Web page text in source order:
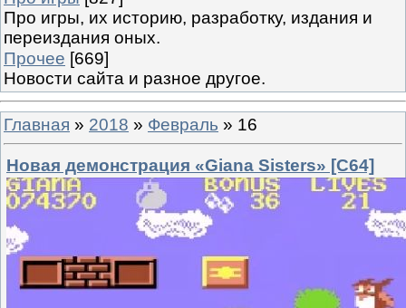
Про игры, их историю, разработку, издания и
переиздания оных.
Прочее [669]
Новости сайта и разное другое.
Главная » 2018 » Февраль » 16
Новая демонстрация «Giana Sisters» [C64]